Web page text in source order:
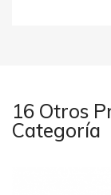
16 Otros
Categoría